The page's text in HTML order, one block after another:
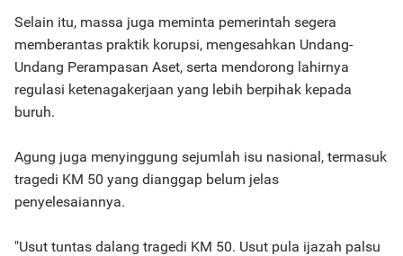
Selain itu, massa juga meminta pemerintah segera
memberantas praktik korupsi, mengesahkan Undang-
Undang Perampasan Aset, serta mendorong lahirnya
regulasi ketenagakerjaan yang lebih berpihak kepada
buruh.
Agung juga menyinggung sejumlah isu nasional, termasuk
tragedi KM 50 yang dianggap belum jelas
penyelesaiannya.
"Usut tuntas dalang tragedi KM 50. Usut pula ijazah palsu